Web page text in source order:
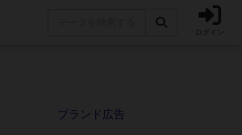
ログイン